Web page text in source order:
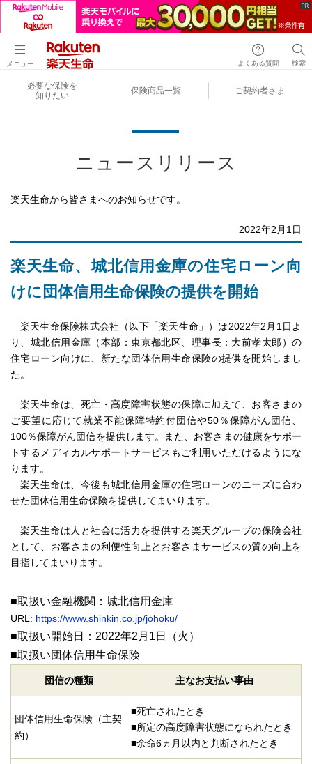
メニュー よくある質問 検索
必要な保険を
知りたい
保険商品一覧 ご契約者さま
ニュースリリース
楽天生命から皆さまへのお知らせです。
2022年2月1日
楽天生命、城北信用金庫の住宅ローン向
けに団体信用生命保険の提供を開始
楽天生命保険株式会社（以下「楽天生命」）は2022年2月1日よ
り、城北信用金庫（本部：東京都北区、理事長：大前孝太郎）の
住宅ローン向けに、新たな団体信用生命保険の提供を開始しまし
た。
楽天生命は、死亡・高度障害状態の保障に加えて、お客さまの
ご要望に応じて就業不能保障特約付団信や50％保障がん団信、
100％保障がん団信を提供します。また、お客さまの健康をサポー
トするメディカルサポートサービスもご利用いただけるようにな
ります。
楽天生命は、今後も城北信用金庫の住宅ローンのニーズに合わ
せた団体信用生命保険を提供してまいります。
楽天生命は人と社会に活力を提供する楽天グループの保険会社
として、お客さまの利便性向上とお客さまサービスの質の向上を
目指してまいります。
■取扱い金融機関：城北信用金庫
URL: https://www.shinkin.co.jp/johoku/
■取扱い開始日：2022年2月1日（火）
■取扱い団体信用生命保険
団信の種類 主なお支払い事由
団体信用生命保険（主契
約）
■死亡されたとき
■所定の高度障害状態になられたとき
■余命6ヵ月以内と判断されたとき